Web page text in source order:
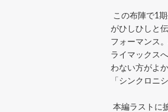
この布陣で1
がひしひしと
フォーマンス
ライマックス
わない方がよ
「シンクロニ
本編ラストに